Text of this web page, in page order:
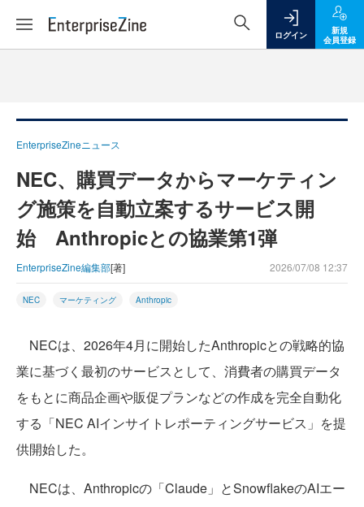
ログイン
新規
会員登録
EnterpriseZineニュース
NEC、購買データからマーケティン
グ施策を自動立案するサービス開
始 Anthropicとの協業第1弾
EnterpriseZine編集部[著] 2026/07/08 12:37
NEC マーケティング Anthropic
NECは、2026年4月に開始したAnthropicとの戦略的協
業に基づく最初のサービスとして、消費者の購買データ
をもとに商品企画や販促プランなどの作成を完全自動化
する「NEC AIインサイトレポーティングサービス」を提
供開始した。
NECは、Anthropicの「Claude」とSnowflakeのAIエー